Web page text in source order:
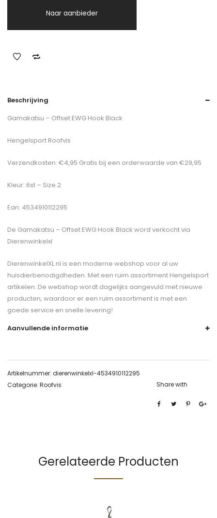
Naar aanbieder
Beschrijving
Gamakatsu – Offset EWG Hook Black
Hengelsport Roofvis
Verzendkosten: €4,95 Gratis bij een orderwaarde van €29,95
Kleur: 6st – Size 2
Ean: 4534910112295
De Gamakatsu – Offset EWG Hook Black word verkocht via
Dierenwinkelxl
DierenwinkelXL.nl is een moderne webshop voor al uw
huisdierbenodigdheden. Met een ruim assortiment Hengelsport
artikelen. De webshop wordt dagelijks aangevuld met nieuwe
producten, waardoor er een ruim assortiment is met een
goede service en snelle levering!
Aanvullende informatie
Artikelnummer: dierenwinkelxl-4534910112295
Categorie: Roofvis Share with
Gerelateerde Producten